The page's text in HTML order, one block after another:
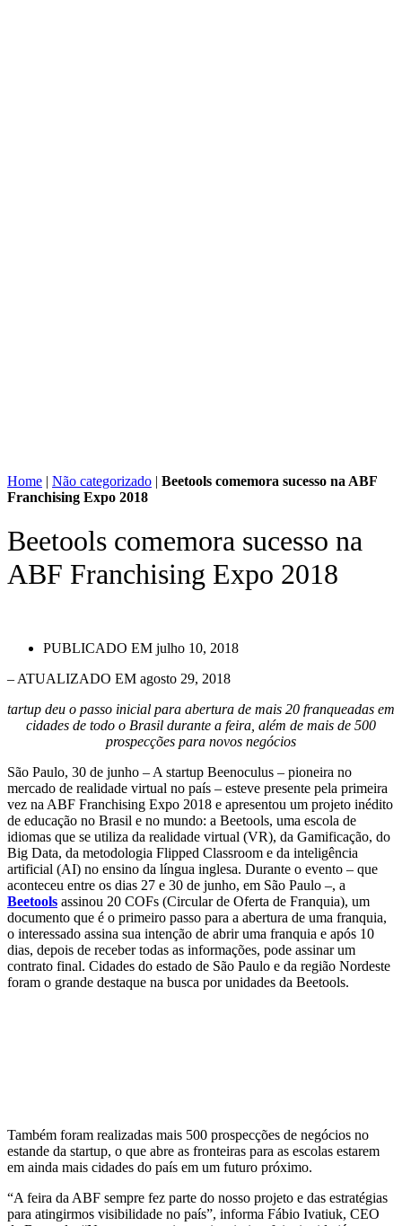
Home | Não categorizado | Beetools comemora sucesso na ABF
Franchising Expo 2018
Beetools comemora sucesso na
ABF Franchising Expo 2018
PUBLICADO EM julho 10, 2018
– ATUALIZADO EM agosto 29, 2018
tartup deu o passo inicial para abertura de mais 20 franqueadas em
cidades de todo o Brasil durante a feira, além de mais de 500
prospecções para novos negócios
São Paulo, 30 de junho – A startup Beenoculus – pioneira no
mercado de realidade virtual no país – esteve presente pela primeira
vez na ABF Franchising Expo 2018 e apresentou um projeto inédito
de educação no Brasil e no mundo: a Beetools, uma escola de
idiomas que se utiliza da realidade virtual (VR), da Gamificação, do
Big Data, da metodologia Flipped Classroom e da inteligência
artificial (AI) no ensino da língua inglesa. Durante o evento – que
aconteceu entre os dias 27 e 30 de junho, em São Paulo –, a
Beetools assinou 20 COFs (Circular de Oferta de Franquia), um
documento que é o primeiro passo para a abertura de uma franquia,
o interessado assina sua intenção de abrir uma franquia e após 10
dias, depois de receber todas as informações, pode assinar um
contrato final. Cidades do estado de São Paulo e da região Nordeste
foram o grande destaque na busca por unidades da Beetools.
Também foram realizadas mais 500 prospecções de negócios no
estande da startup, o que abre as fronteiras para as escolas estarem
em ainda mais cidades do país em um futuro próximo.
“A feira da ABF sempre fez parte do nosso projeto e das estratégias
para atingirmos visibilidade no país”, informa Fábio Ivatiuk, CEO